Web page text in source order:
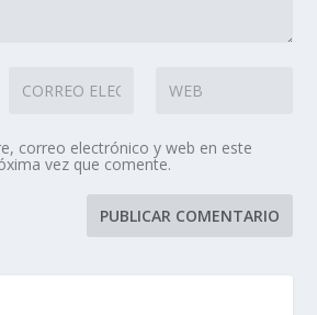
correo electrónico y web en este
vez que comente.